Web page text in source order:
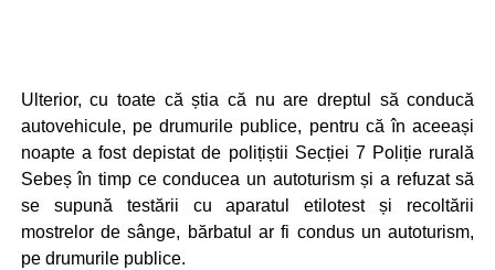
Ulterior, cu toate că știa că nu are dreptul să conducă
autovehicule, pe drumurile publice, pentru că în aceeași
noapte a fost depistat de polițiștii Secției 7 Poliție rurală
Sebeș în timp ce conducea un autoturism și a refuzat să
se supună testării cu aparatul etilotest și recoltării
mostrelor de sânge, bărbatul ar fi condus un autoturism,
pe drumurile publice.